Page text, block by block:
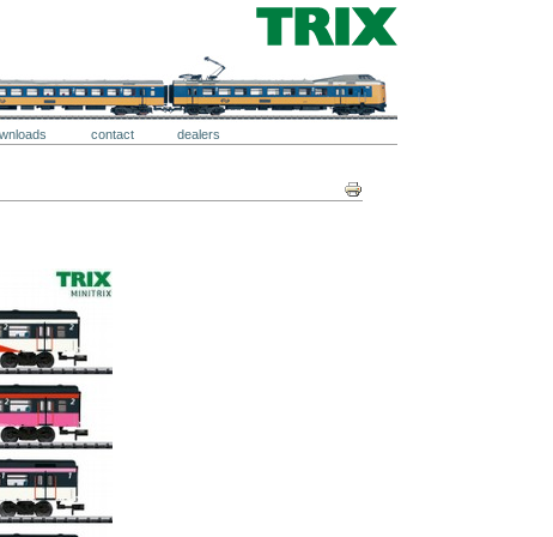
contact
dealers
Document
Acties